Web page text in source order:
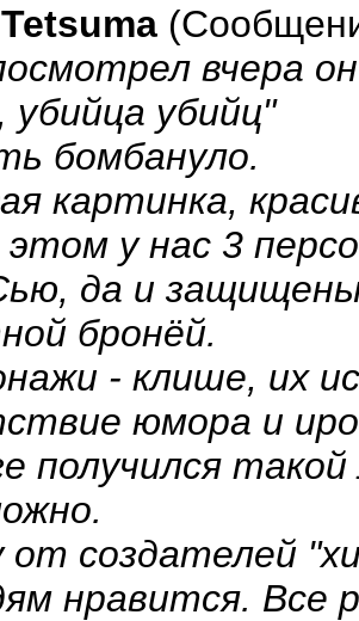
Tetsuma
вчера
убийца убийц"
бомбануло.
картинка,
у нас 3
да и
бронёй.
- клише, их
юмора и
получился
от создателей
нравится. Все